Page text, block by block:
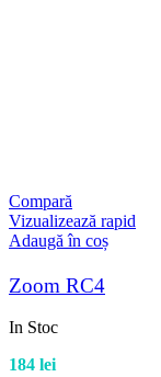
Compară
Vizualizează rapid
Adaugă în coș
Zoom RC4
In Stoc
184 lei